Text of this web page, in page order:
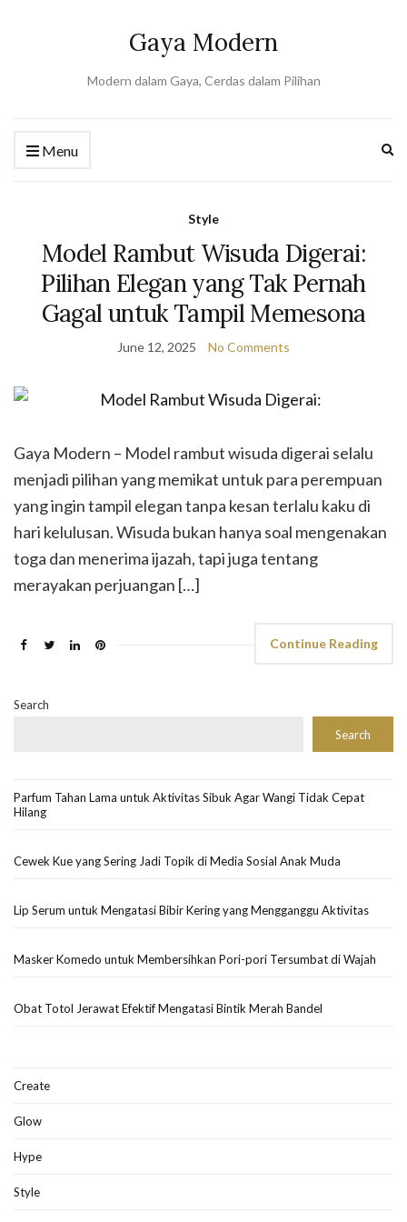
Gaya Modern
Modern dalam Gaya, Cerdas dalam Pilihan
Menu
Style
Model Rambut Wisuda Digerai:
Pilihan Elegan yang Tak Pernah
Gagal untuk Tampil Memesona
June 12, 2025 No Comments
Gaya Modern – Model rambut wisuda digerai selalu
menjadi pilihan yang memikat untuk para perempuan
yang ingin tampil elegan tanpa kesan terlalu kaku di
hari kelulusan. Wisuda bukan hanya soal mengenakan
toga dan menerima ijazah, tapi juga tentang
merayakan perjuangan […]
Continue Reading
Search
Search
Parfum Tahan Lama untuk Aktivitas Sibuk Agar Wangi Tidak Cepat
Hilang
Cewek Kue yang Sering Jadi Topik di Media Sosial Anak Muda
Lip Serum untuk Mengatasi Bibir Kering yang Mengganggu Aktivitas
Masker Komedo untuk Membersihkan Pori-pori Tersumbat di Wajah
Obat Totol Jerawat Efektif Mengatasi Bintik Merah Bandel
Create
Glow
Hype
Style